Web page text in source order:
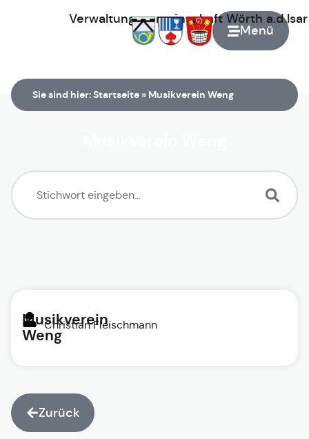
Menü
Verwaltungsgemeinschaft Wörth
Sie sind hier:Startseite » Musikverein Weng
Musikverein
Weng
Christian Fleischmann
Zurück